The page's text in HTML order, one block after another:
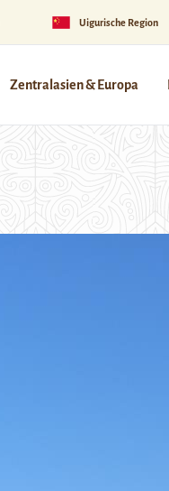
Uigurische Region
Zentralasien & Europa